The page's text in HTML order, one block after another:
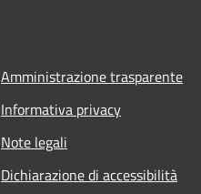
Amministrazione trasparente
Informativa privacy
Note legali
Dichiarazione di accessibilità